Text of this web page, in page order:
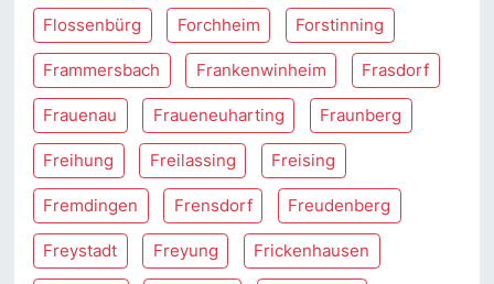
Flossenbürg Forchheim Forstinning
Frammersbach Frankenwinheim Frasdorf
Frauenau Fraueneuharting Fraunberg
Freihung Freilassing Freising
Fremdingen Frensdorf Freudenberg
Freystadt Freyung Frickenhausen